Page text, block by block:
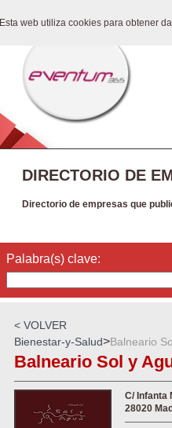
Esta web utiliza cookies para obtener
DIRECTORIO DE
Directorio de empresas que
Palabra(s) clave:
< VOLVER
Bienestar-y-Salud>Balneario
Balneario Sol y
C/ Infanta
28020